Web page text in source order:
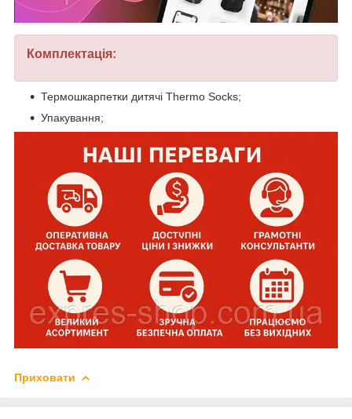
Комплектація:
Термошкарпетки дитячі Thermo Socks;
Упакування;
Приховати